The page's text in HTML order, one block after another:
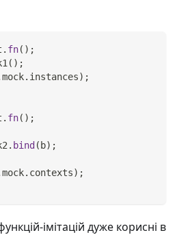
. fn( ) ;
( ) ;
mock. instances) ;
. fn( ) ;
. bind(b) ;
mock. contexts) ;
імітацій дуже корисні в